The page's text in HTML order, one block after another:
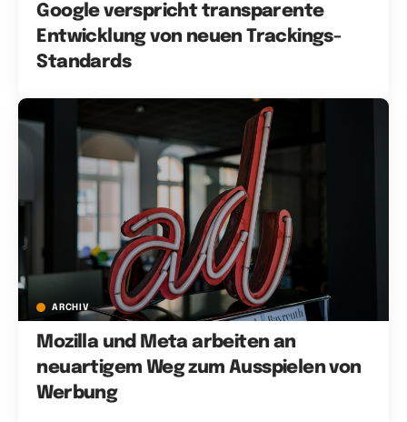
Google verspricht transparente
Entwicklung von neuen Trackings-
Standards
ARCHIV
Mozilla und Meta arbeiten an
neuartigem Weg zum Ausspielen von
Werbung